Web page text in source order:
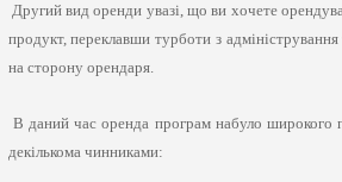
Другий вид оренди увазі, що ви хочете
продукт, переклавши турботи з
на сторону орендаря.
В даний час оренда програм набуло широкого
декількома чинниками: